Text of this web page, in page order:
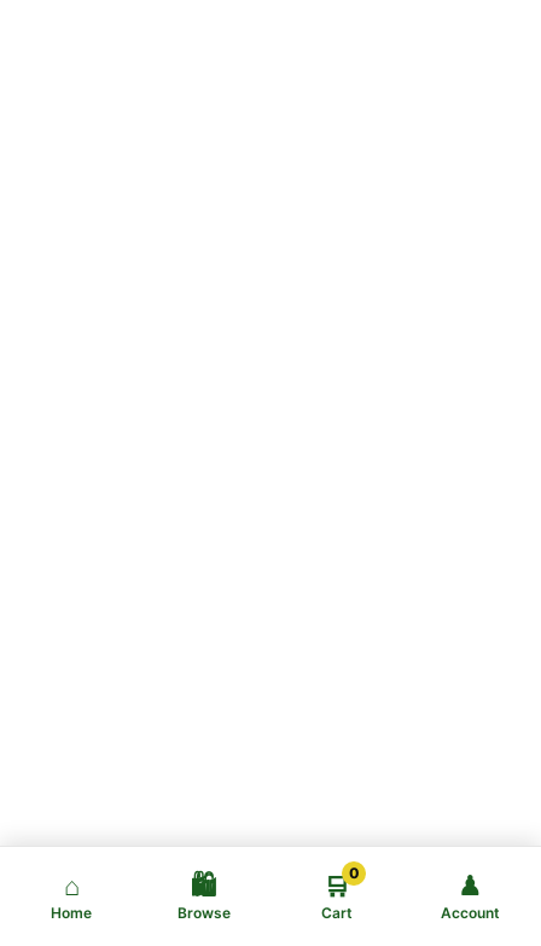
⌂
Home
🛍️
Browse
0
🛒
Cart
♟
Account